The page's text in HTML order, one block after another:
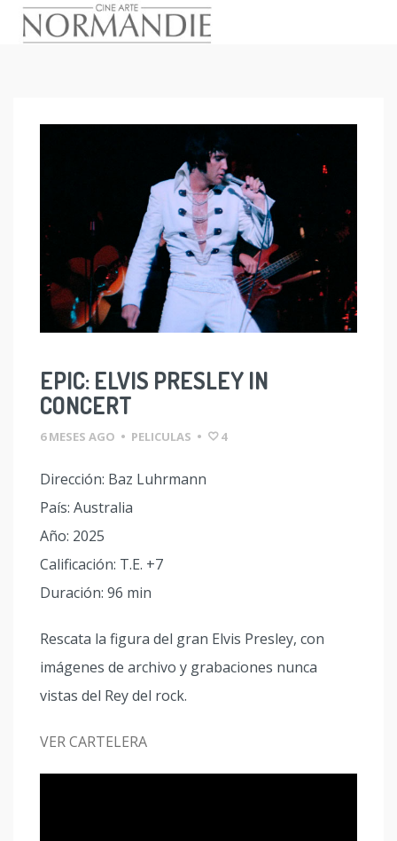
EPIC: ELVIS PRESLEY IN
CONCERT
6 MESES AGO • PELICULAS • 4
Dirección: Baz Luhrmann
País: Australia
Año: 2025
Calificación: T.E. +7
Duración: 96 min
Rescata la figura del gran Elvis Presley, con
imágenes de archivo y grabaciones nunca
vistas del Rey del rock.
VER CARTELERA